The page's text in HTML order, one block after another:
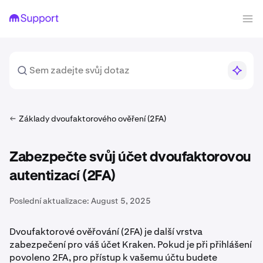
Základy dvoufaktorového ověření (2FA)
Zabezpečte svůj účet dvoufaktorovou
autentizací (2FA)
Poslední aktualizace: August 5, 2025
Dvoufaktorové ověřování (2FA) je další vrstva
zabezpečení pro váš účet Kraken. Pokud je při přihlášení
povoleno 2FA, pro přístup k vašemu účtu budete